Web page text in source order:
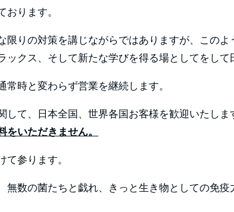
おります。
限りの対策を講じながらではありますが、この
クス、そして新たな学びを得る場としてをして
時と変わらず営業を継続します。
して、日本全国、世界各国お客様を歓迎いたし
いただきません。
て参ります。
数の菌たちと戯れ、きっと生き物としての免